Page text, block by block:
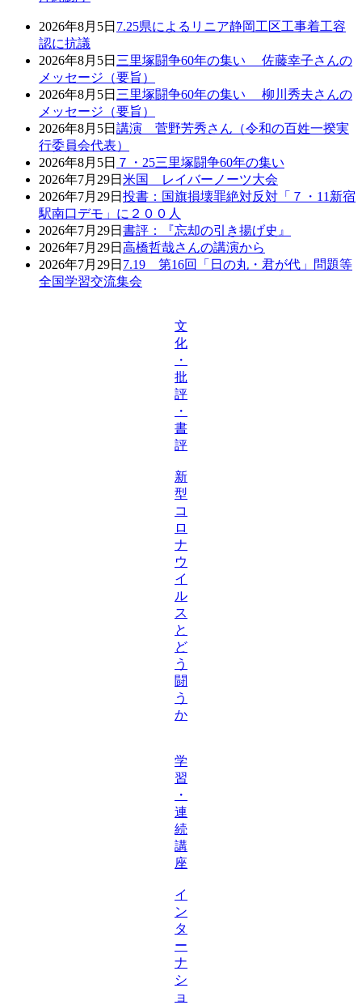
2026年8月5日 7.25県によるリニア静岡工区工事着工容
認に抗議
2026年8月5日 三里塚闘争60年の集い 佐藤幸子さんの
メッセージ（要旨）
2026年8月5日 三里塚闘争60年の集い 柳川秀夫さんの
メッセージ（要旨）
2026年8月5日 講演 菅野芳秀さん（令和の百姓一揆実
行委員会代表）
2026年8月5日 ７・25三里塚闘争60年の集い
2026年7月29日 米国 レイバーノーツ大会
2026年7月29日 投書：国旗損壊罪絶対反対「７・11新宿
駅南口デモ」に２００人
2026年7月29日 書評：『忘却の引き揚げ史』
2026年7月29日 高橋哲哉さんの講演から
2026年7月29日 7.19 第16回「日の丸・君が代」問題等
全国学習交流集会
文
化
・
批
評
・
書
評
新
型
コ
ロ
ナ
ウ
イ
ル
ス
と
ど
う
闘
う
か
学
習
・
連
続
講
座
イ
ン
タ
ー
ナ
シ
ョ